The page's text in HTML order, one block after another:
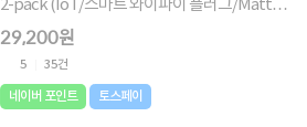
2-pack (IoT/스마트 와이파이 플러그/Matter
지원/전력 제어 타이머 콘센트)
29,200원
5 35건
네이버 포인트 토스페이